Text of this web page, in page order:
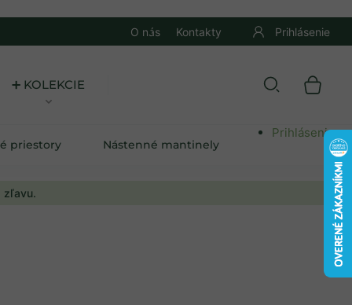
zľavu.
O nás Kontakty Prihlásenie
➕ KOLEKCIE
priestory Nástenné mantinely
Prihlásenie